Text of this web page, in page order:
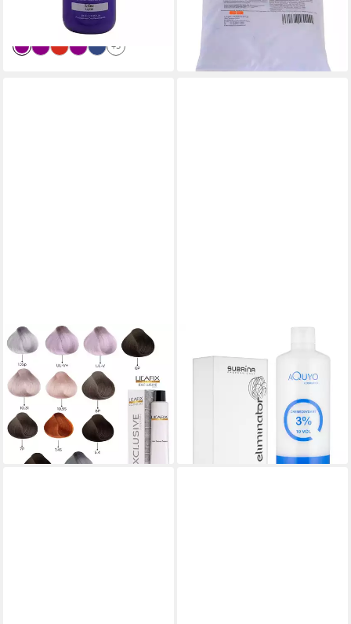
lieferbar - in 3-4 Werktagen bei dir
+3
LILAFIX
Haarfarbe Colour Art
Exclusive Colour 100 ml
7,95 €
(7,95 €/ 100 ml)
lieferbar - in 2-3 Werktagen bei dir
+7
Haarfarben-Entferner
Eliminator Haarfarben
Entferner + Creme Oxydant
Entwickler 3% 500ml, 1-tlg.
lieferbar - in 3-4 Werktagen bei dir